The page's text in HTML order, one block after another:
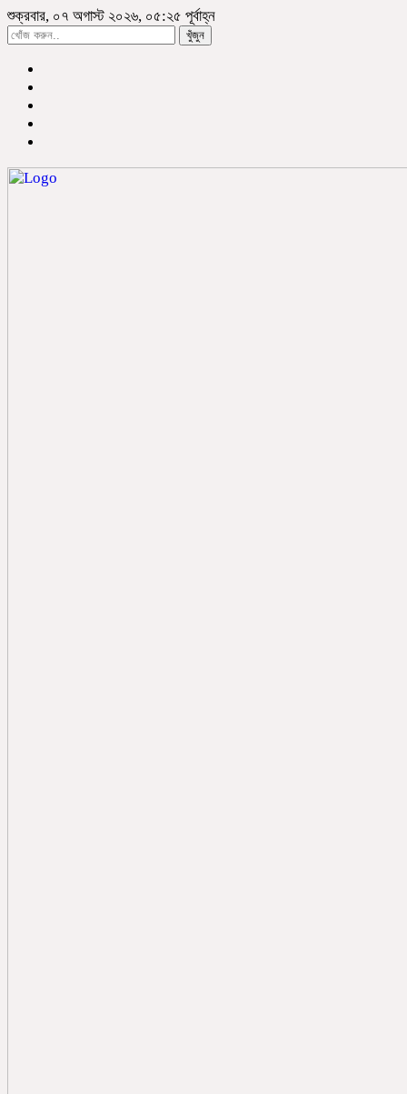
শুক্রবার, ০৭ অগাস্ট ২০২৬, ০৫:২৫ পূর্বাহ্ন
খুঁজুন